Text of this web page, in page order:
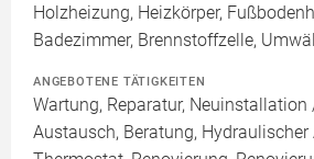
Holzheizung, Heizkörper,
Badezimmer, Brennstoffzelle,
ANGEBOTENE TÄTIGKEITEN
Wartung, Reparatur, Neuinstallation
Austausch, Beratung, Hydraulischer